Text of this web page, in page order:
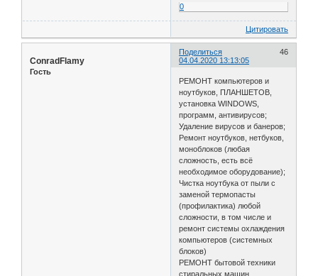
0
Цитировать
Поделиться
46
04.04.2020 13:13:05
ConradFlamy
Гость
РЕМОНТ компьютеров и
ноутбуков, ПЛАНШЕТОВ,
установка WINDOWS,
программ, антивирусов;
Удаление вирусов и банеров;
Ремонт ноутбуков, нетбуков,
моноблоков (любая
сложность, есть всё
необходимое оборудование);
Чистка ноутбука от пыли с
заменой термопасты
(профилактика) любой
сложности, в том числе и
ремонт системы охлаждения
компьютеров (системных
блоков)
РЕМОНТ бытовой техники
стиральных машин